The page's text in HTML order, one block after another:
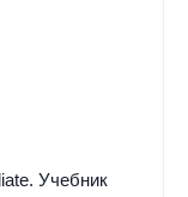
Учебник